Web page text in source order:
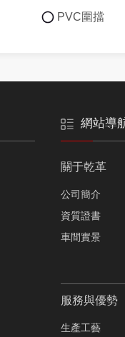
PVC圍擋
網站導
關于乾革
公司簡介
資質證書
車間實景
服務與優勢
生產工藝